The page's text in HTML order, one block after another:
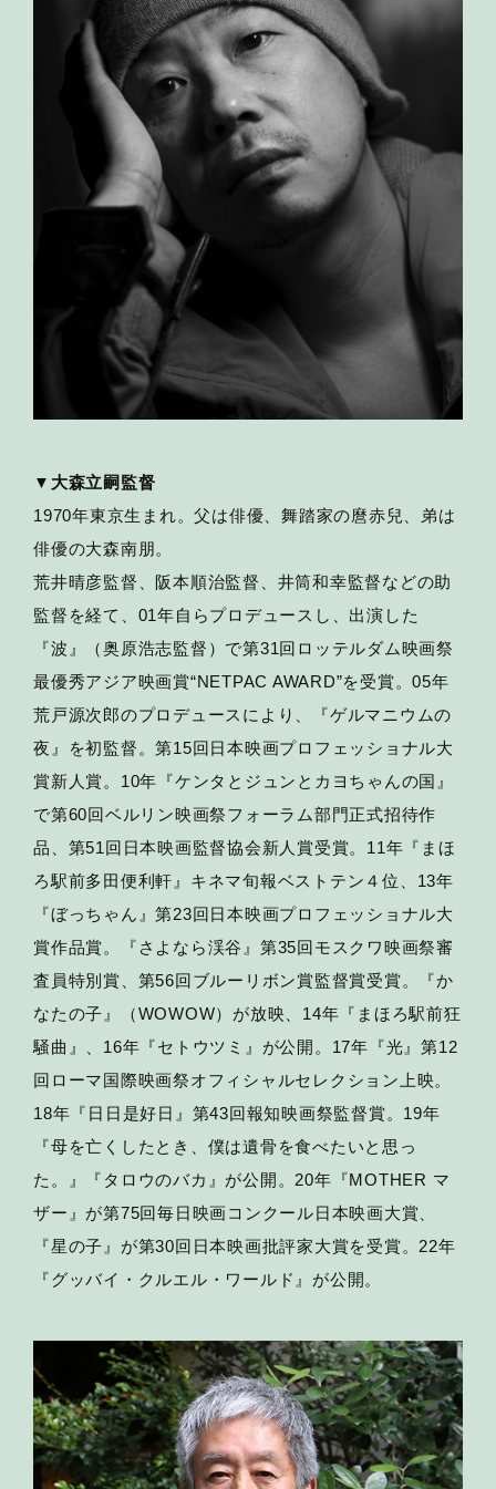
▼大森立嗣監督
1970年東京生まれ。父は俳優、舞踏家の麿赤兒、弟は
俳優の大森南朋。
荒井晴彦監督、阪本順治監督、井筒和幸監督などの助
監督を経て、01年自らプロデュースし、出演した
『波』（奥原浩志監督）で第31回ロッテルダム映画祭
最優秀アジア映画賞“NETPAC AWARD”を受賞。05年
荒戸源次郎のプロデュースにより、『ゲルマニウムの
夜』を初監督。第15回日本映画プロフェッショナル大
賞新人賞。10年『ケンタとジュンとカヨちゃんの国』
で第60回ベルリン映画祭フォーラム部門正式招待作
品、第51回日本映画監督協会新人賞受賞。11年『まほ
ろ駅前多田便利軒』キネマ旬報ベストテン４位、13年
『ぼっちゃん』第23回日本映画プロフェッショナル大
賞作品賞。『さよなら渓谷』第35回モスクワ映画祭審
査員特別賞、第56回ブルーリボン賞監督賞受賞。『か
なたの子』（WOWOW）が放映、14年『まほろ駅前狂
騒曲』、16年『セトウツミ』が公開。17年『光』第12
回ローマ国際映画祭オフィシャルセレクション上映。
18年『日日是好日』第43回報知映画祭監督賞。19年
『母を亡くしたとき、僕は遺骨を食べたいと思っ
た。』『タロウのバカ』が公開。20年『MOTHER マ
ザー』が第75回毎日映画コンクール日本映画大賞、
『星の子』が第30回日本映画批評家大賞を受賞。22年
『グッバイ・クルエル・ワールド』が公開。